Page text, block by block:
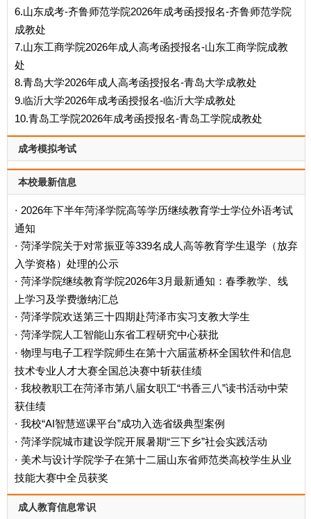
6.山东成考-齐鲁师范学院2026年成考函授报名-齐鲁师范学院
成教处
7.山东工商学院2026年成人高考函授报名-山东工商学院成教
处
8.青岛大学2026年成人高考函授报名-青岛大学成教处
9.临沂大学2026年成考函授报名-临沂大学成教处
10.青岛工学院2026年成考函授报名-青岛工学院成教处
成考模拟考试
本校最新信息
· 2026年下半年菏泽学院高等学历继续教育学士学位外语考试
通知
· 菏泽学院关于对常振亚等339名成人高等教育学生退学（放弃
入学资格）处理的公示
· 菏泽学院继续教育学院2026年3月最新通知：春季教学、线
上学习及学费缴纳汇总
· 菏泽学院欢送第三十四期赴菏泽市实习支教大学生
· 菏泽学院人工智能山东省工程研究中心获批
· 物理与电子工程学院师生在第十六届蓝桥杯全国软件和信息
技术专业人才大赛全国总决赛中斩获佳绩
· 我校教职工在菏泽市第八届女职工“书香三八”读书活动中荣
获佳绩
· 我校“AI智慧巡课平台”成功入选省级典型案例
· 菏泽学院城市建设学院开展暑期“三下乡”社会实践活动
· 美术与设计学院学子在第十二届山东省师范类高校学生从业
技能大赛中全员获奖
成人教育信息常识